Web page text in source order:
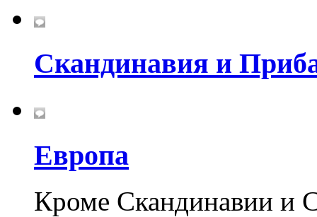
Скандинавия и
Европа
Кроме Скандинавии и